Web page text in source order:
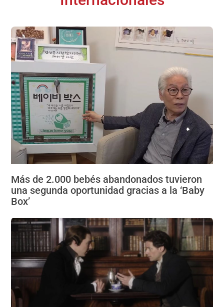
Más de 2.000 bebés abandonados tuvieron
una segunda oportunidad gracias a la ‘Baby
Box’